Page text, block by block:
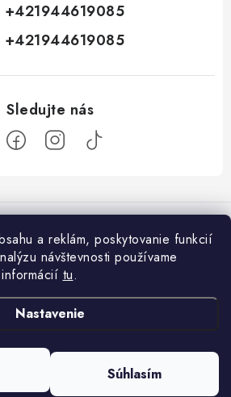
a reklám, poskytovanie funkcií
návštevnosti používame
tu.
Nastavenie
Súhlasím
+421944619085
+421944619085
údajov
Vytvoril Shoptet
práva vyhradené.Upraviť nastavenie cookies